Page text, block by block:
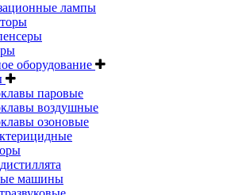
лампы
оборудование
паровые
воздушные
озоновые
машины